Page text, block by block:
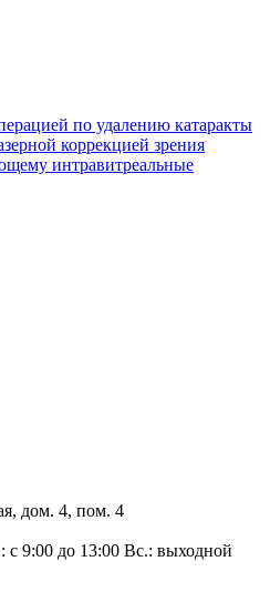
по удалению катаракты
коррекцией зрения
интравитреальные
дом. 4, пом. 4
9:00 до 13:00 Вс.: выходной